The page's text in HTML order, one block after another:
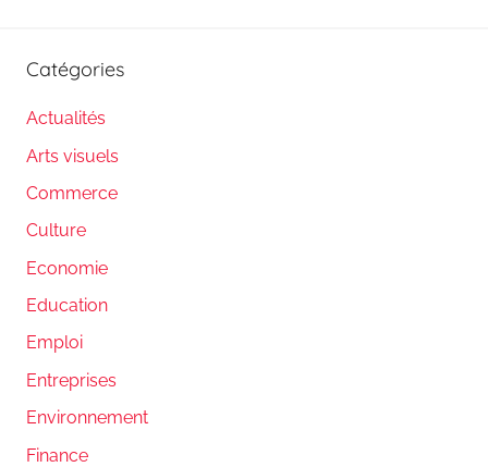
Catégories
Actualités
Arts visuels
Commerce
Culture
Economie
Education
Emploi
Entreprises
Environnement
Finance